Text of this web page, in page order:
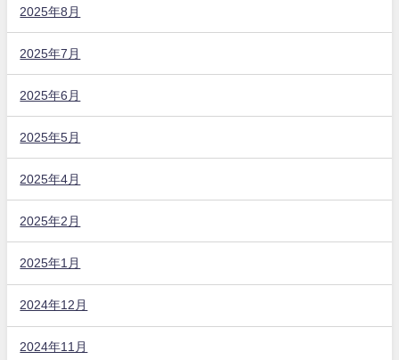
2025年8月
2025年7月
2025年6月
2025年5月
2025年4月
2025年2月
2025年1月
2024年12月
2024年11月